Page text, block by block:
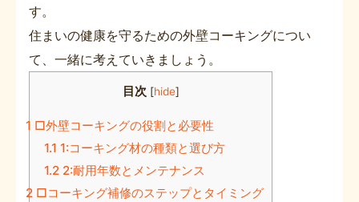
す。
住まいの健康を守るための外壁コーキングについ
て、一緒に考えていきましょう。
目次 [hide]
1 □外壁コーキングの役割と必要性
1.1 1:コーキング材の種類と選び方
1.22:耐用年数とメンテナンス
2□コーキング補修のステップとタイミング